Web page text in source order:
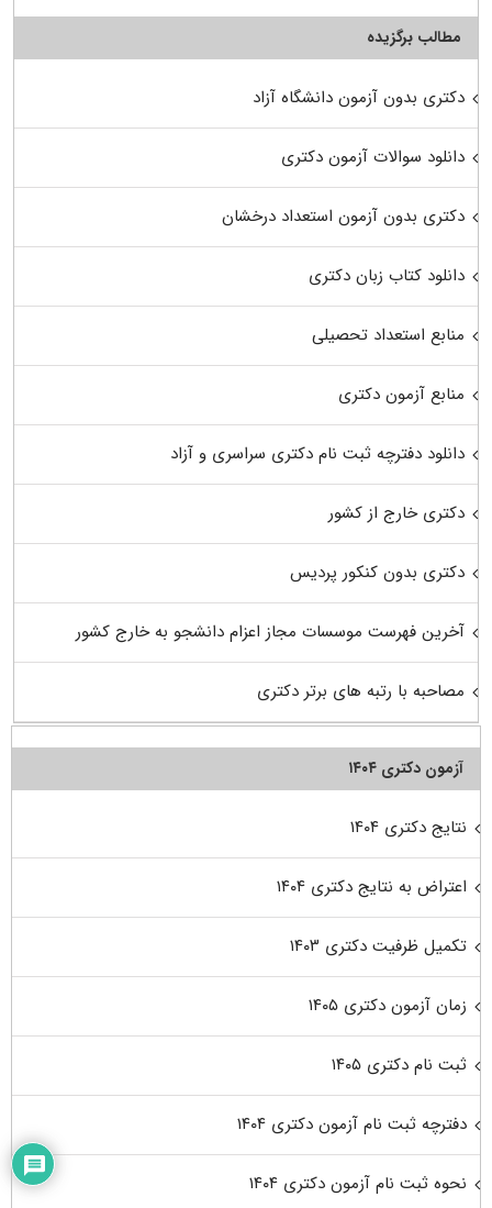
مطالب برگزیده
دکتری بدون آزمون دانشگاه آزاد
دانلود سوالات آزمون دکتری
دکتری بدون آزمون استعداد درخشان
دانلود کتاب زبان دکتری
منابع استعداد تحصیلی
منابع آزمون دکتری
دانلود دفترچه ثبت نام دکتری سراسری و آزاد
دکتری خارج از کشور
دکتری بدون کنکور پردیس
آخرین فهرست موسسات مجاز اعزام دانشجو به خارج کشور
مصاحبه با رتبه های برتر دکتری
آزمون دکتری ۱۴۰۴
نتایج دکتری ۱۴۰۴
اعتراض به نتایج دکتری ۱۴۰۴
تکمیل ظرفیت دکتری ۱۴۰۳
زمان آزمون دکتری ۱۴۰۵
ثبت نام دکتری ۱۴۰۵
دفترچه ثبت نام آزمون دکتری ۱۴۰۴
نحوه ثبت نام آزمون دکتری ۱۴۰۴